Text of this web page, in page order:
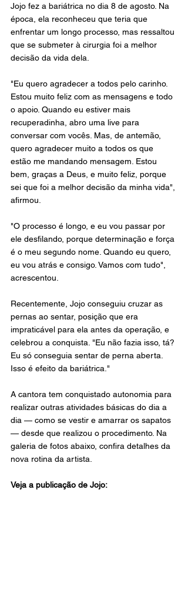
Jojo fez a bariátrica no dia 8 de agosto. Na
época, ela reconheceu que teria que
enfrentar um longo processo, mas ressaltou
que se submeter à cirurgia foi a melhor
decisão da vida dela.
"Eu quero agradecer a todos pelo carinho.
Estou muito feliz com as mensagens e todo
o apoio. Quando eu estiver mais
recuperadinha, abro uma live para
conversar com vocês. Mas, de antemão,
quero agradecer muito a todos os que
estão me mandando mensagem. Estou
bem, graças a Deus, e muito feliz, porque
sei que foi a melhor decisão da minha vida",
afirmou.
"O processo é longo, e eu vou passar por
ele desfilando, porque determinação e força
é o meu segundo nome. Quando eu quero,
eu vou atrás e consigo. Vamos com tudo",
acrescentou.
Recentemente, Jojo conseguiu cruzar as
pernas ao sentar, posição que era
impraticável para ela antes da operação, e
celebrou a conquista. "Eu não fazia isso, tá?
Eu só conseguia sentar de perna aberta.
Isso é efeito da bariátrica."
A cantora tem conquistado autonomia para
realizar outras atividades básicas do dia a
dia — como se vestir e amarrar os sapatos
— desde que realizou o procedimento. Na
galeria de fotos abaixo, confira detalhes da
nova rotina da artista.
Veja a publicação de Jojo: